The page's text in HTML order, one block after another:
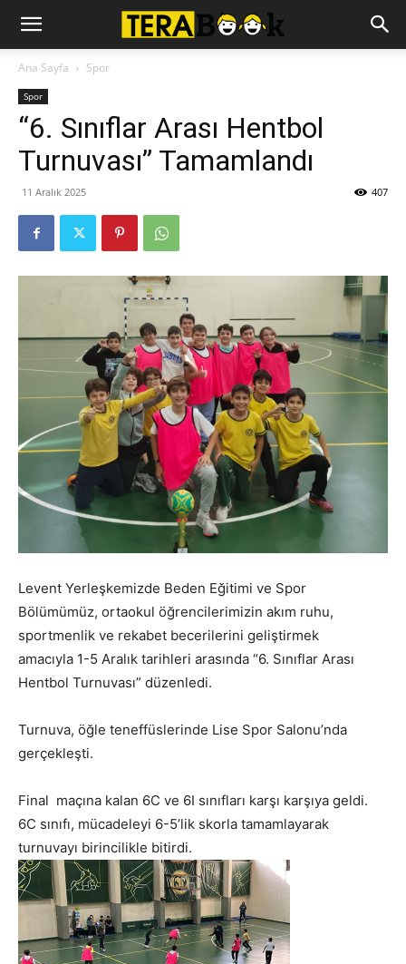
Ana Sayfa Spor
Spor
“6. Sınıflar Arası Hentbol
Turnuvası” Tamamlandı
11 Aralık 2025 407
Levent Yerleşkemizde Beden Eğitimi ve Spor
Bölümümüz, ortaokul öğrencilerimizin akım ruhu,
sportmenlik ve rekabet becerilerini geliştirmek
amacıyla 1-5 Aralık tarihleri arasında “6. Sınıflar Arası
Hentbol Turnuvası” düzenledi.
Turnuva, öğle teneffüslerinde Lise Spor Salonu’nda
gerçekleşti.
Final maçına kalan 6C ve 6I sınıfları karşı karşıya geldi.
6C sınıfı, mücadeleyi 6-5’lik skorla tamamlayarak
turnuvayı birincilikle bitirdi.